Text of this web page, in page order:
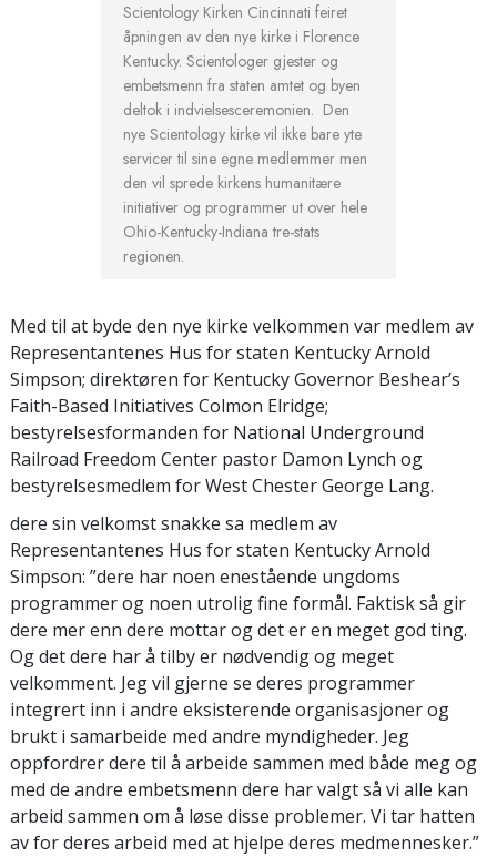
Scientology Kirken Cincinnati feiret
åpningen av den nye kirke i Florence
Kentucky. Scientologer gjester og
embetsmenn fra staten amtet og byen
deltok i indvielsesceremonien. Den
nye Scientology kirke vil ikke bare yte
servicer til sine egne medlemmer men
den vil sprede kirkens humanitære
initiativer og programmer ut over hele
Ohio-Kentucky-Indiana tre-stats
regionen.
Med til at byde den nye kirke velkommen var medlem av
Representantenes Hus for staten Kentucky Arnold
Simpson; direktøren for Kentucky Governor Beshear’s
Faith-Based Initiatives Colmon Elridge;
bestyrelsesformanden for National Underground
Railroad Freedom Center pastor Damon Lynch og
bestyrelsesmedlem for West Chester George Lang.
dere sin velkomst snakke sa medlem av
Representantenes Hus for staten Kentucky Arnold
Simpson: ”dere har noen enestående ungdoms
programmer og noen utrolig fine formål. Faktisk så gir
dere mer enn dere mottar og det er en meget god ting.
Og det dere har å tilby er nødvendig og meget
velkomment. Jeg vil gjerne se deres programmer
integrert inn i andre eksisterende organisasjoner og
brukt i samarbeide med andre myndigheder. Jeg
oppfordrer dere til å arbeide sammen med både meg og
med de andre embetsmenn dere har valgt så vi alle kan
arbeid sammen om å løse disse problemer. Vi tar hatten
av for deres arbeid med at hjelpe deres medmennesker.”